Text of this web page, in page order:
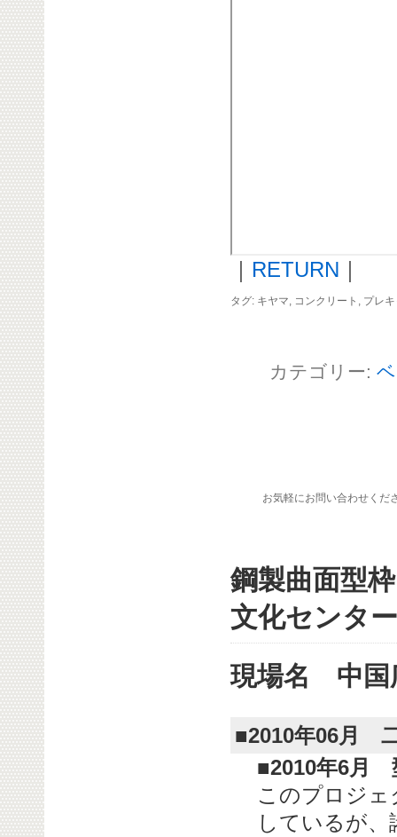
｜ RETURN ｜
タグ: キヤマ, コンクリート , プレ
カテゴリー:
お気軽にお問い合わせくだ
鋼製曲面型
文化センタ
現場名 中国
■2010年06月
■2010年6月
このプロジ
しているが